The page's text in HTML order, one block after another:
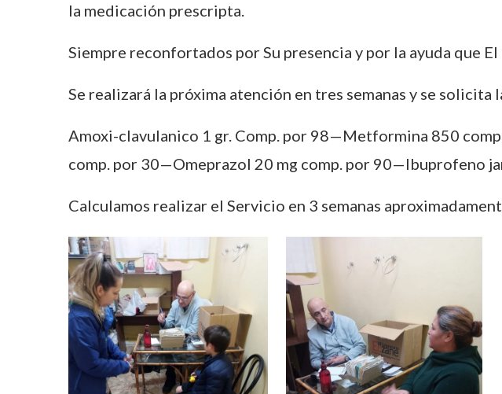
la medicación prescripta.
Siempre reconfortados por Su presencia y por la ayuda que
Se realizará la próxima atención en tres semanas y se solicita
Amoxi-clavulanico 1 gr. Comp. por 98—Metformina 850
comp. por 30—Omeprazol 20 mg comp. por 90—Ibuprofeno
Calculamos realizar el Servicio en 3 semanas